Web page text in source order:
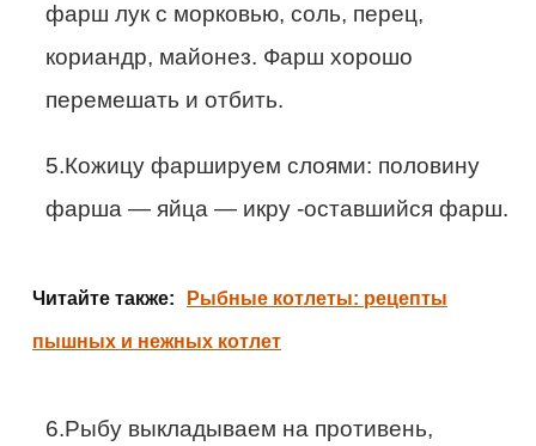
фарш лук с морковью, соль, перец,
кориандр, майонез. Фарш хорошо
перемешать и отбить.
5.Кожицу фаршируем слоями: половину
фарша — яйца — икру -оставшийся фарш.
Читайте также: Рыбные котлеты: рецепты
пышных и нежных котлет
6.Рыбу выкладываем на противень,